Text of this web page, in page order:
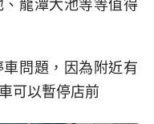
龍潭大池等等值得
問題，因為附近有
可以暫停店前